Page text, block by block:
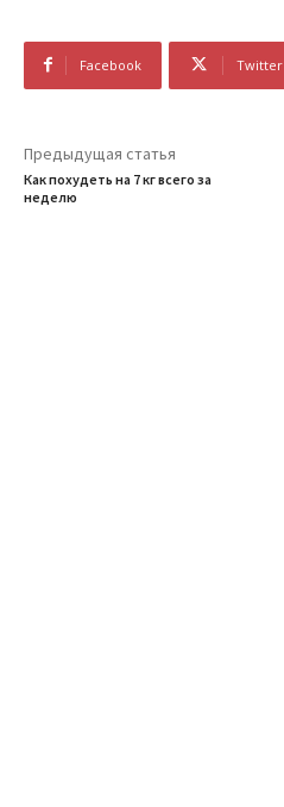
Facebook Twitter
Предыдущая статья
Как похудеть на 7 кг всего за
неделю